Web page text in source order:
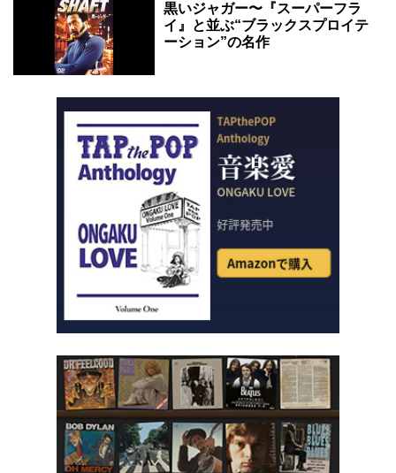
黒いジャガー〜『スーパーフラ
イ』と並ぶ“ブラックスプロイテ
ーション”の名作